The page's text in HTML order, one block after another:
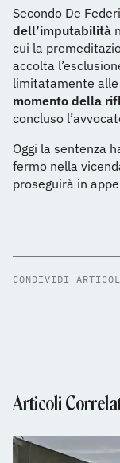
Secondo De
dell’imputabilità
cui la
accolta
limitatamente alle
momento della
concluso
Oggi la sentenza
fermo nella
proseguirà in
CONDIVIDI
Articoli